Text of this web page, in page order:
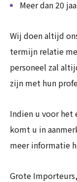
Meer dan 20
Wij doen altijd
termijn relatie
personeel zal
zijn met hun
Indien u voor het
komt u in
meer informatie
Grote